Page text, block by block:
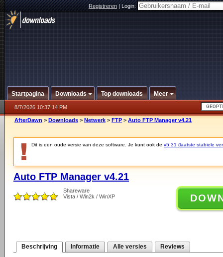
Registreren|Login:
Startpagina Downloads Top downloads Meer
8/7/2026 10:37:14 PM
AfterDawn > Downloads > Netwerk > FTP > Auto FTP Manager v4.21
Dit is een oude versie van deze software. Je kunt ook de v5.31 (laatste stabiele
Auto FTP Manager v4.21
Shareware
Vista / Win2k / WinXP
Beschrijving Informatie Alle versies Reviews